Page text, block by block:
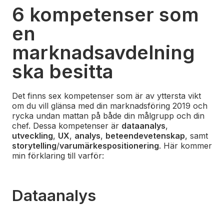
6 kompetenser som
en
marknadsavdelning
ska besitta
Det finns sex kompetenser som är av yttersta vikt
om du vill glänsa med din marknadsföring 2019 och
rycka undan mattan på både din målgrupp och din
chef. Dessa kompetenser är dataanalys,
utveckling, UX, analys, beteendevetenskap, samt
storytelling/varumärkespositionering. Här kommer
min förklaring till varför:
Dataanalys